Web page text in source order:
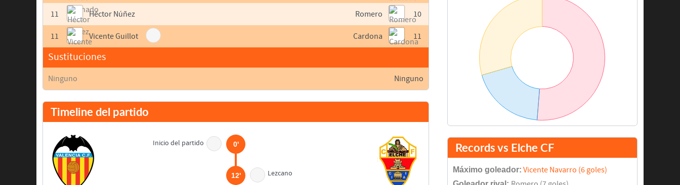
11 Héctor Núñez
11 Vicente Guillot
Sustituciones
Ninguno
10
Romero
11
Cardona
Ninguno
Timeline del partido
Inicio del partido 0'
Lezcano
12'
Records vs Elche CF
Máximo goleador: Vicente Navarro (6 goles)